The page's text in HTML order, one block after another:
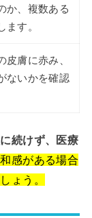
か、複数ある
ます。
皮膚に赤み、
ないかを確認
続けず、医療
感がある場合
ょう。